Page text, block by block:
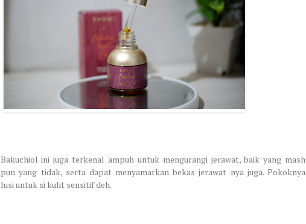
ini juga terkenal ampuh untuk mengurangi jerawat, baik yang mash
yang tidak, serta dapat menyamarkan bekas jerawat nya juga. Pokoknya
untuk si kulit sensitif deh.